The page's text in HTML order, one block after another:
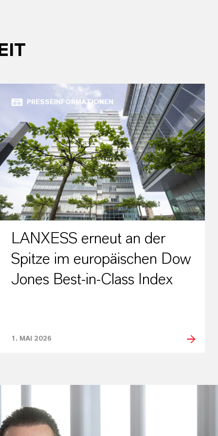
PRESSEINFORMATIONEN
LANXESS erneut an der
Spitze im europäischen Dow
Jones Best‑in‑Class Index
1. MAI 2026